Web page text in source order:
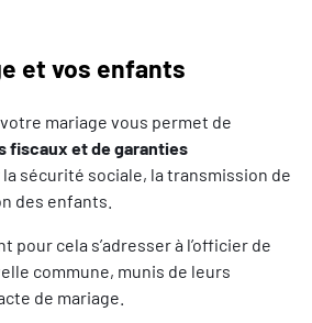
et vos enfants
mariage vous permet de
fiscaux et de garanties
la sécurité sociale, la transmission de
des enfants.
pour cela s’adresser à l’officier de
commune, munis de leurs
de mariage.